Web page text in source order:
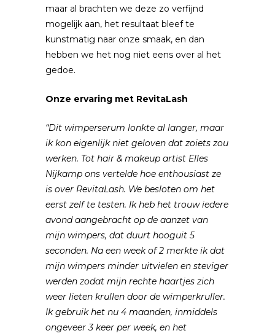
maar al brachten we deze zo verfijnd
mogelijk aan, het resultaat bleef te
kunstmatig naar onze smaak, en dan
hebben we het nog niet eens over al het
gedoe.
Onze ervaring met RevitaLash
“Dit wimperserum lonkte al langer, maar
ik kon eigenlijk niet geloven dat zoiets zou
werken. Tot hair & makeup artist Elles
Nijkamp ons vertelde hoe enthousiast ze
is over RevitaLash. We besloten om het
eerst zelf te testen. Ik heb het trouw iedere
avond aangebracht op de aanzet van
mijn wimpers, dat duurt hooguit 5
seconden. Na een week of 2 merkte ik dat
mijn wimpers minder uitvielen en steviger
werden zodat mijn rechte haartjes zich
weer lieten krullen door de wimperkruller.
Ik gebruik het nu 4 maanden, inmiddels
ongeveer 3 keer per week, en het